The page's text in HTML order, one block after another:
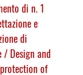
di n. 1
e
di
/ Design and
of